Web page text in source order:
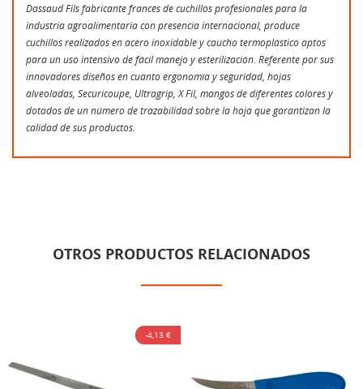
Dassaud Fils fabricante francés de cuchillos profesionales para la
industria agroalimentaria con presencia internacional, produce
cuchillos realizados en acero inoxidable y caucho termoplástico aptos
para un uso intensivo de fácil manejo y esterilización. Referente por sus
innovadores diseños en cuanto ergonomía y seguridad, hojas
alveoladas, Securicoupe, Ultragrip, X Fil, mangos de diferentes colores y
dotados de un número de trazabilidad sobre la hoja que garantizan la
calidad de sus productos.
OTROS PRODUCTOS RELACIONADOS
-4,13 €